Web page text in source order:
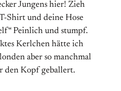
Jungens hier! Zieh
Shirt und deine Hose
Peinlich und stumpf.
Kerlchen hätte ich
aber so manchmal
den Kopf geballert.